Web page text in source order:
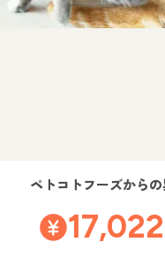
ペトコトフーズから